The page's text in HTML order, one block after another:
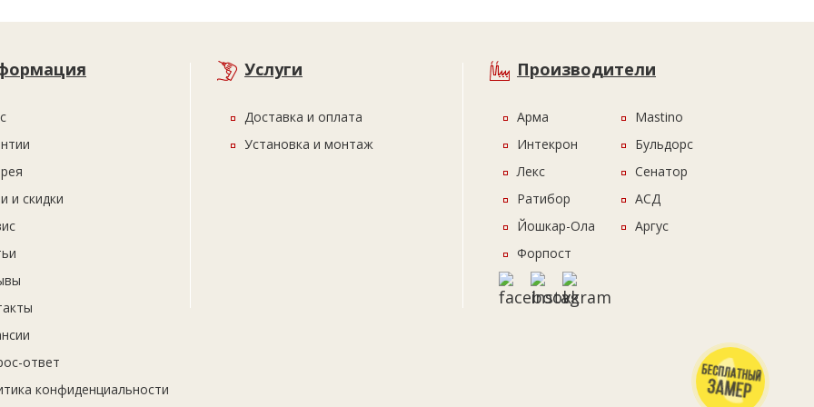
и скидки
ответ
конфиденциальности
Услуги
Доставка и оплата
Установка и монтаж
Производители
Арма
Интекрон
Лекс
Ратибор
Йошкар-Ола
Форпост
Mastino
Бульдорс
Сенатор
АСД
Аргус